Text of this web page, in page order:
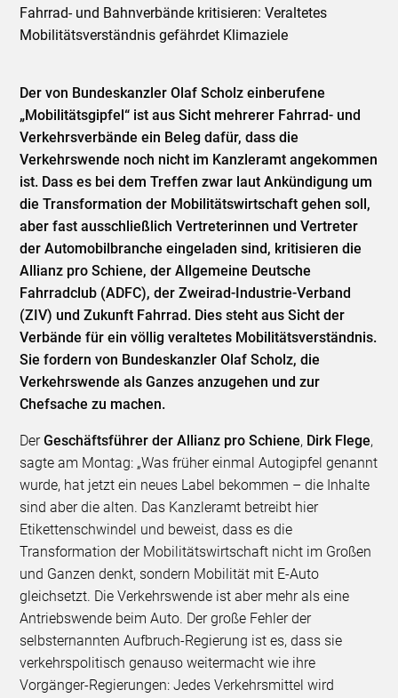
Fahrrad- und Bahnverbände kritisieren: Veraltetes
Mobilitätsverständnis gefährdet Klimaziele
Der von Bundeskanzler Olaf Scholz einberufene
„Mobilitätsgipfel“ ist aus Sicht mehrerer Fahrrad- und
Verkehrsverbände ein Beleg dafür, dass die
Verkehrswende noch nicht im Kanzleramt angekommen
ist. Dass es bei dem Treffen zwar laut Ankündigung um
die Transformation der Mobilitätswirtschaft gehen soll,
aber fast ausschließlich Vertreterinnen und Vertreter
der Automobilbranche eingeladen sind, kritisieren die
Allianz pro Schiene, der Allgemeine Deutsche
Fahrradclub (ADFC), der Zweirad-Industrie-Verband
(ZIV) und Zukunft Fahrrad. Dies steht aus Sicht der
Verbände für ein völlig veraltetes Mobilitätsverständnis.
Sie fordern von Bundeskanzler Olaf Scholz, die
Verkehrswende als Ganzes anzugehen und zur
Chefsache zu machen.
DerGeschäftsführer der Allianz pro Schiene, Dirk Flege,
sagte am Montag: „Was früher einmal Autogipfel genannt
wurde, hat jetzt ein neues Label bekommen – die Inhalte
sind aber die alten. Das Kanzleramt betreibt hier
Etikettenschwindel und beweist, dass es die
Transformation der Mobilitätswirtschaft nicht im Großen
und Ganzen denkt, sondern Mobilität mit E-Auto
gleichsetzt. Die Verkehrswende ist aber mehr als eine
Antriebswende beim Auto. Der große Fehler der
selbsternannten Aufbruch-Regierung ist es, dass sie
verkehrspolitisch genauso weitermacht wie ihre
Vorgänger-Regierungen: Jedes Verkehrsmittel wird